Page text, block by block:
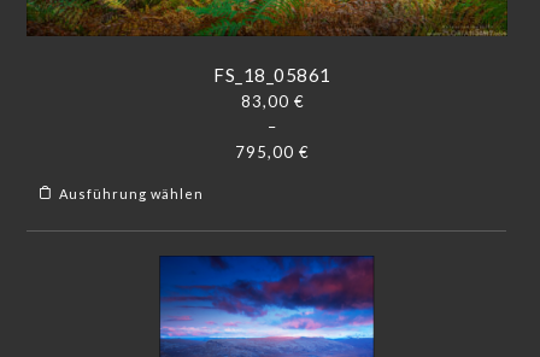
FS_18_05861
83,00 €
–
795,00 €
Ausführung wählen